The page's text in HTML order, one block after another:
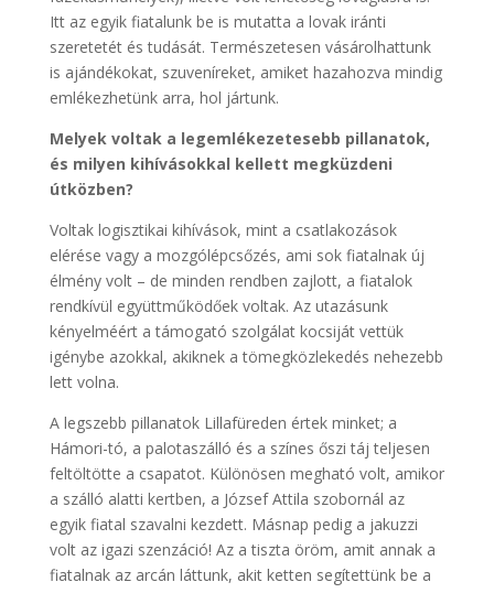
Itt az egyik fiatalunk be is mutatta a lovak iránti
szeretetét és tudását. Természetesen vásárolhattunk
is ajándékokat, szuveníreket, amiket hazahozva mindig
emlékezhetünk arra, hol jártunk.
Melyek voltak a legemlékezetesebb pillanatok,
és milyen kihívásokkal kellett megküzdeni
útközben?
Voltak logisztikai kihívások, mint a csatlakozások
elérése vagy a mozgólépcsőzés, ami sok fiatalnak új
élmény volt – de minden rendben zajlott, a fiatalok
rendkívül együttműködőek voltak. Az utazásunk
kényelméért a támogató szolgálat kocsiját vettük
igénybe azokkal, akiknek a tömegközlekedés nehezebb
lett volna.
A legszebb pillanatok Lillafüreden értek minket; a
Hámori-tó, a palotaszálló és a színes őszi táj teljesen
feltöltötte a csapatot. Különösen megható volt, amikor
a szálló alatti kertben, a József Attila szobornál az
egyik fiatal szavalni kezdett. Másnap pedig a jakuzzi
volt az igazi szenzáció! Az a tiszta öröm, amit annak a
fiatalnak az arcán láttunk, akit ketten segítettünk be a